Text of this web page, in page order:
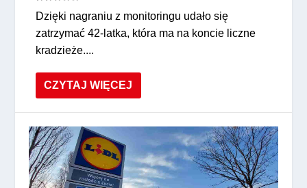
Dzięki nagraniu z monitoringu udało się
zatrzymać 42-latka, która ma na koncie liczne
kradzieże....
CZYTAJ WIĘCEJ